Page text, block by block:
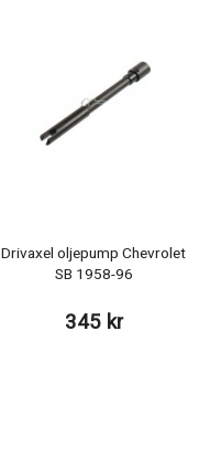
Drivaxel oljepump Chevrolet
SB 1958-96
345 kr